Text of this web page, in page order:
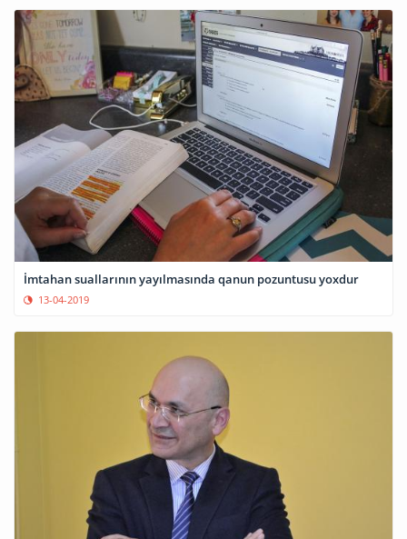
İmtahan suallarının yayılmasında qanun pozuntusu yoxdur
13-04-2019